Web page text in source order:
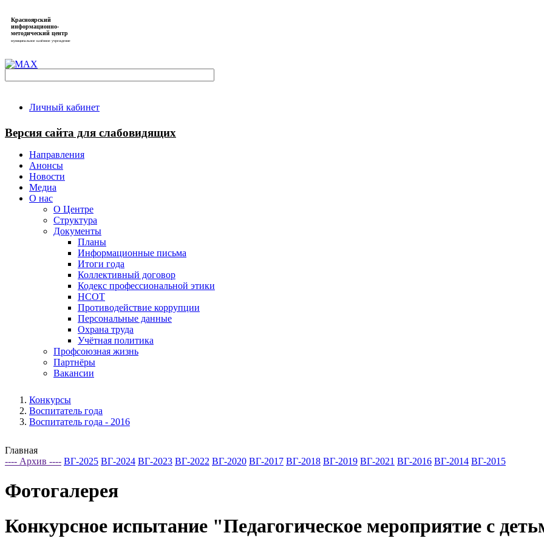
Красноярский
информационно-
методический центр
муниципальное казённое учреждение
Личный кабинет
Версия сайта для слабовидящих
Направления
Анонсы
Новости
Медиа
О нас
О Центре
Структура
Документы
Планы
Информационные письма
Итоги года
Коллективный договор
Кодекс профессиональной этики
НСОТ
Противодействие коррупции
Персональные данные
Охрана труда
Учётная политика
Профсоюзная жизнь
Партнёры
Вакансии
Конкурсы
Воспитатель года
Воспитатель года - 2016
Главная
---- Архив ---- ВГ-2025 ВГ-2024 ВГ-2023 ВГ-2022 ВГ-2020 ВГ-2017 ВГ-2018 ВГ-2019 ВГ-2021 ВГ-2016 ВГ-2014 ВГ-2015
Фотогалерея
Конкурсное испытание "Педагогическое мероприятие с